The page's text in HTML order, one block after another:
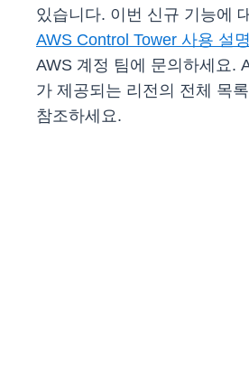
있습니다. 이번 신규 기능에
AWS Control Tower 사용 설
AWS 계정 팀에 문의하세요.
가 제공되는 리전의 전체 목
참조하세요.